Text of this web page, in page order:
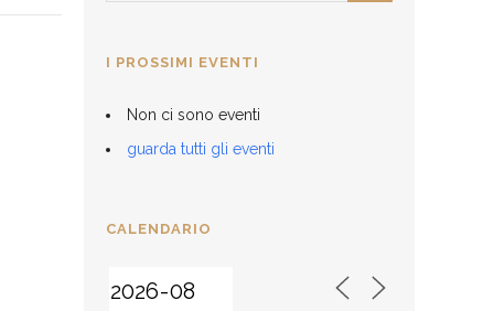
I PROSSIMI EVENTI
Non ci sono eventi
guarda tutti gli eventi
CALENDARIO